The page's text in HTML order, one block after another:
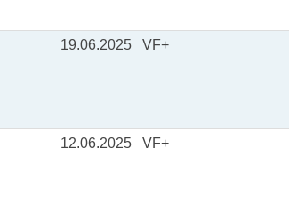
19.06.2025 VF+
12.06.2025 VF+